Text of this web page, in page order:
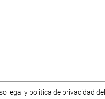
legal y politica de privacidad